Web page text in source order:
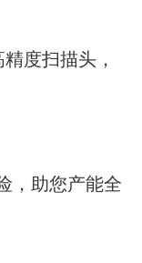
度扫描头，
，助您产能全